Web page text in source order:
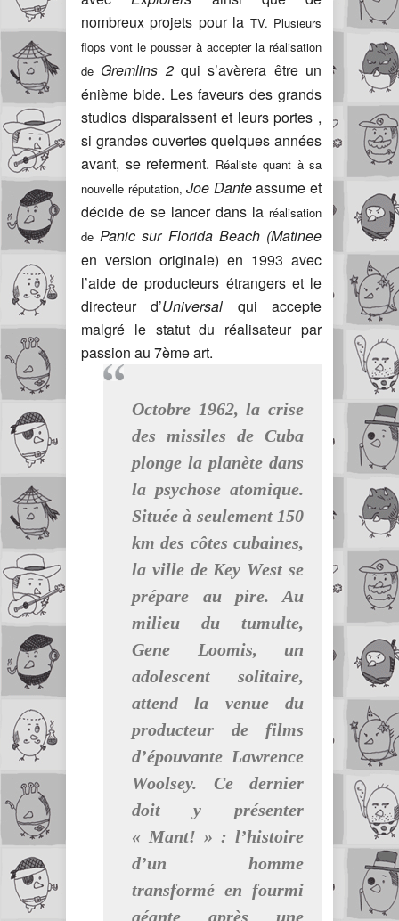
nombreux projets pour la TV. Plusieurs
flops vont le pousser à accepter la réalisation
de Gremlins 2qui s’avèrera être un
énième bide. Les faveurs des grands
studios disparaissent et leurs portes ,
si grandes ouvertes quelques années
avant, se referment. Réaliste quant à sa
nouvelle réputation,Joe Danteassume et
décide de se lancer dans la réalisation
de Panic sur Florida Beach (Matinee
en version originale) en 1993 avec
l’aide de producteurs étrangers et le
directeur d’Universal qui accepte
malgré le statut du réalisateurpar
passion au 7ème art.
Octobre 1962, la crise
des missiles de Cuba
plonge la planète dans
la psychose atomique.
Située à seulement 150
km des côtes cubaines,
la ville de Key West se
prépare au pire. Au
milieu du tumulte,
Gene Loomis, un
adolescent solitaire,
attend la venue du
producteur de films
d’épouvante Lawrence
Woolsey. Ce dernier
doit y présenter
« Mant! » : l’histoire
d’un homme
transformé en fourmi
géante après une